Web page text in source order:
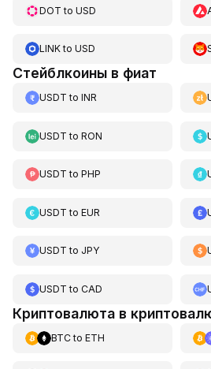
DOT to USD
LINKto USD
Стейблкоины в фиат
USDT to INR
USDT to RON
USDT to PHP
USDT to EUR
USDT to JPY
USDT to CAD
Криптовалюта в
BTCto ETH